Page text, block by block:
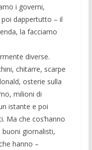
i governi,
dappertutto – il
la facciamo
diverse.
chitarre, scarpe
osterie sulla
milioni di
istante e poi
Ma che cos’hanno
buoni giornalisti,
hanno –